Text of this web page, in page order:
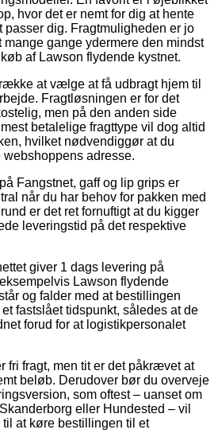
hvor det er nemt for dig at hente
passer dig. Fragtmuligheden er jo
gange ydermere den mindst
af Lawson flydende kystnet.
at vælge at få udbragt hjem til
Fragtløsningen er for det
men på den anden side
betalelige fragttype vil dog altid
hvilket nødvendiggør at du
adresse.
Fangstnet, gaff og lip grips er
når du har behov for pakken med
er det ret fornuftigt at du kigger
leveringstid på det respektive
giver 1 dags levering på
Lawson flydende
og falder med at bestillingen
fastslået tidspunkt, således at de
forud for at logistikpersonalet
fri fragt, men tit er det påkrævet at
beløb. Derudover bør du overveje
som oftest – uanset om
eller Hundested – vil
at køre bestillingen til et